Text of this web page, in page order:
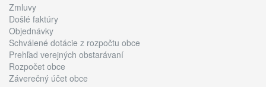
Zmluvy
Došlé faktúry
Objednávky
Schválené dotácie z rozpočtu obce
Prehľad verejných obstarávaní
Rozpočet obce
Záverečný účet obce